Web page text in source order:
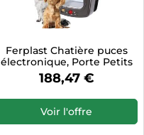
Ferplast Chatière puces
électronique, Porte Petits
Chiens et Chats, Entrée et
Sortie 4 Voies, Proctection
Collier avec puce inclus,
SWING MICROCHIP Large,
188,47 €
Voir l'offre